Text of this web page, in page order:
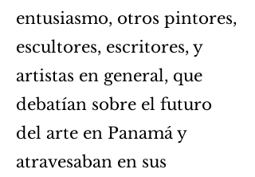
entusiasmo, otros pintores,
escultores, escritores, y
artistas en general, que
debatían sobre el futuro
del arte en Panamá y
atravesaban en sus